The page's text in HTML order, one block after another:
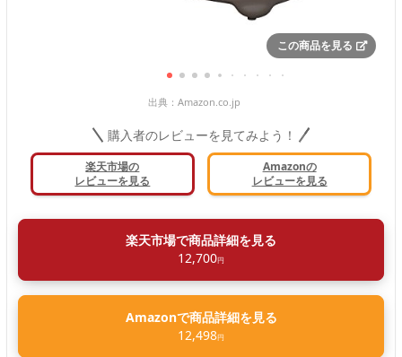
この商品を見る
出典： Amazon.co.jp
購入者のレビューを見てみよう！
楽天市場の
レビューを見る
Amazonの
レビューを見る
楽天市場で商品詳細を見る
12,700円
Amazonで商品詳細を見る
12,498円